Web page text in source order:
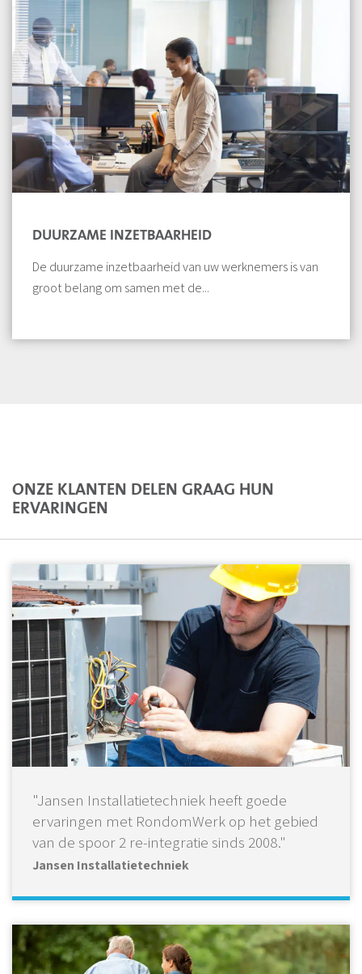
DUURZAME INZETBAARHEID
De duurzame inzetbaarheid van uw werknemers is van
groot belang om samen met de...
ONZE KLANTEN DELEN GRAAG HUN
ERVARINGEN
"Jansen Installatietechniek heeft goede
ervaringen met RondomWerk op het gebied
van de spoor 2 re-integratie sinds 2008."
Jansen Installatietechniek